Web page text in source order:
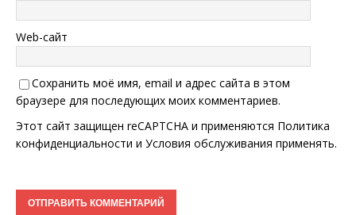
Web-сайт
Сохранить моё имя, email и адрес сайта в этом
браузере для последующих моих комментариев.
Этот сайт защищен reCAPTCHA и применяются Политика
конфиденциальности и Условия обслуживания применять.